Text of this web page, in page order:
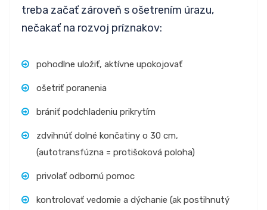
treba začať zároveň s ošetrením úrazu,
nečakať na rozvoj príznakov:
pohodlne uložiť, aktívne upokojovať
ošetriť poranenia
brániť podchladeniu prikrytím
zdvihnúť dolné končatiny o 30 cm,
(autotransfúzna = protišoková poloha)
privolať odbornú pomoc
kontrolovať vedomie a dýchanie (ak postihnutý